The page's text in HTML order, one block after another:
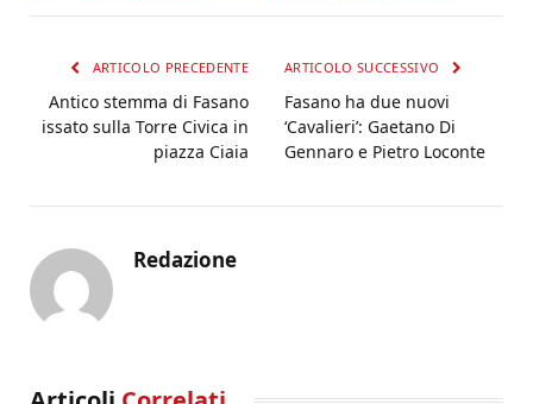
ARTICOLO PRECEDENTE
Antico stemma di Fasano
issato sulla Torre Civica in
piazza Ciaia
ARTICOLO SUCCESSIVO
Fasano ha due nuovi
‘Cavalieri’: Gaetano Di
Gennaro e Pietro Loconte
Redazione